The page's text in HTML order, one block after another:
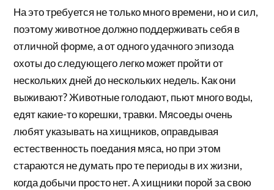
На это требуется не только много времени, но и сил,
поэтому животное должно поддерживать себя в
отличной форме, а от одного удачного эпизода
охоты до следующего легко может пройти от
нескольких дней до нескольких недель. Как они
выживают? Животные голодают, пьют много воды,
едят какие-то корешки, травки. Мясоеды очень
любят указывать на хищников, оправдывая
естественность поедания мяса, но при этом
стараются не думать про те периоды в их жизни,
когда добычи просто нет. А хищники порой за свою